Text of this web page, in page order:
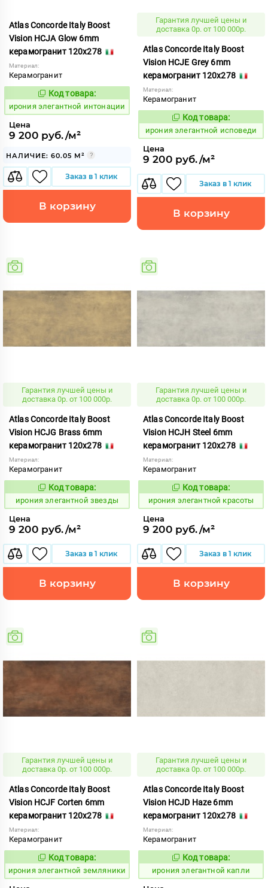
Atlas Concorde Italy Boost
Vision HCJA Glow 6mm
керамогранит 120x278
Материал:
Керамогранит
1098158
Код товара:
ирония элегантной интонации
Цена
9 200 руб./м²
НАЛИЧИЕ: 60.05 М²
Заказ в 1 клик
В корзину
Гарантия лучшей цены и
доставка 0р. от 100 000р.
Atlas Concorde Italy Boost
Vision HCJE Grey 6mm
керамогранит 120x278
Материал:
Керамогранит
1098160
Код товара:
ирония элегантной исповеди
Цена
9 200 руб./м²
Заказ в 1 клик
В корзину
Гарантия лучшей цены и
доставка 0р. от 100 000р.
Atlas Concorde Italy Boost
Vision HCJG Brass 6mm
керамогранит 120x278
Материал:
Керамогранит
1098154
Код товара:
ирония элегантной звезды
Цена
9 200 руб./м²
Заказ в 1 клик
В корзину
Гарантия лучшей цены и
доставка 0р. от 100 000р.
Atlas Concorde Italy Boost
Vision HCJH Steel 6mm
керамогранит 120x278
Материал:
Керамогранит
1098165
Код товара:
ирония элегантной красоты
Цена
9 200 руб./м²
Заказ в 1 клик
В корзину
Гарантия лучшей цены и
доставка 0р. от 100 000р.
Atlas Concorde Italy Boost
Vision HCJF Corten 6mm
керамогранит 120x278
Материал:
Керамогранит
1098156
Код товара:
ирония элегантной земляники
Гарантия лучшей цены и
доставка 0р. от 100 000р.
Atlas Concorde Italy Boost
Vision HCJD Haze 6mm
керамогранит 120x278
Материал:
Керамогранит
1098162
Код товара:
ирония элегантной капли